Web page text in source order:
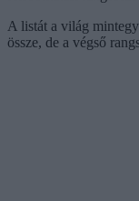
A listát a világ
össze, de a végső